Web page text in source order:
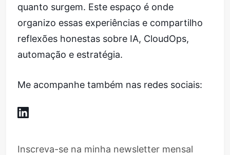
quanto surgem. Este espaço é onde
organizo essas experiências e compartilho
reflexões honestas sobre IA, CloudOps,
automação e estratégia.
Me acompanhe também nas redes sociais:
Inscreva-se na minha newsletter mensal